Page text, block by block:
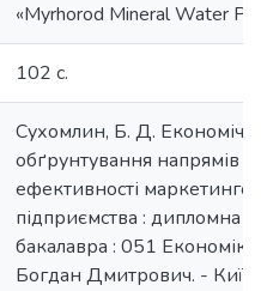
«Myrhorod Mineral Water
102 с.
Сухомлин, Б. Д.
обґрунтування напрямів
ефективності
підприємства : дипломна
бакалавра : 051
Богдан Дмитрович. -